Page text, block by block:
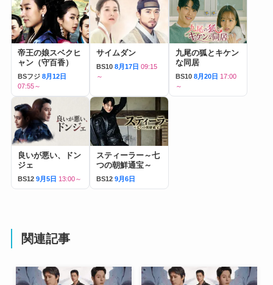
帝王の娘スベクヒ
ャン（守百香）
BSフジ 8月12日
07:55～
サイムダン
BS10 8月17日 09:15
～
九尾の狐とキケン
な同居
BS10 8月20日 17:00
～
良いが悪い、ドン
ジェ
BS12 9月5日 13:00～
スティーラー～七
つの朝鮮通宝～
BS12 9月6日
関連記事